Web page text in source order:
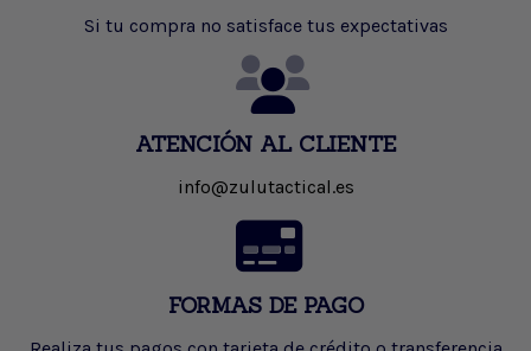
Si tu compra no satisface tus expectativas
ATENCIÓN AL CLIENTE
info@zulutactical.es
FORMAS DE PAGO